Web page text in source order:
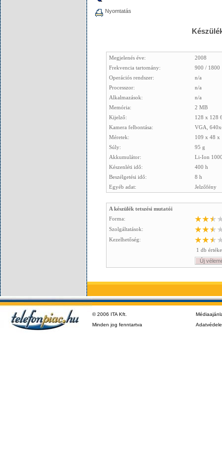
Nyomtatás
Megjelenés éve:
2008
Frekvencia tartomány:
900 / 1800
Operációs rendszer:
n/a
Processzor:
n/a
Alkalmazások:
n/a
Memória:
2 MB
Kijelző:
128 x 128
Kamera felbontása:
VGA,
Méretek:
109 x 48 x
Súly:
95 g
Akkumulátor:
Li-Ion
Készenléti idő:
400 h
Beszélgetési idő:
8 h
Egyéb adat:
Jelzőfény
A készülék tetszési mutatói
Forma:
Szolgáltatások:
Kezelhetőség:
1 db
Új
© 2006 ITA Kft.
Minden jog fenntartva